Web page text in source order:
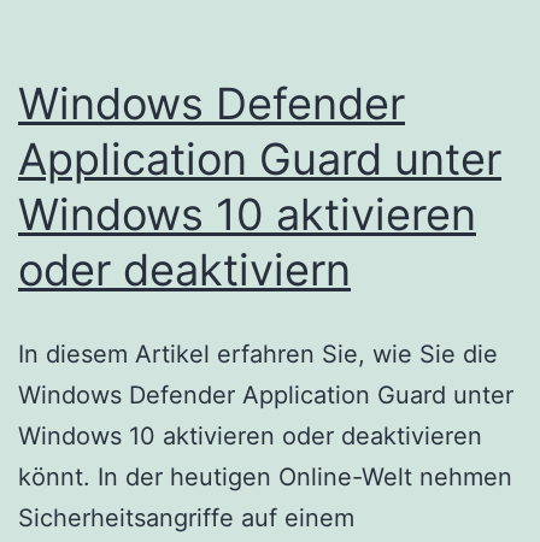
Windows Defender
Application Guard unter
Windows 10 aktivieren
oder deaktiviern
In diesem Artikel erfahren Sie, wie Sie die
Windows Defender Application Guard unter
Windows 10 aktivieren oder deaktivieren
könnt. In der heutigen Online-Welt nehmen
Sicherheitsangriffe auf einem